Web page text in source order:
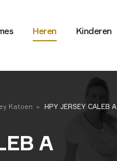
Heren Kinderen
Katoen HPY JERSEY CALEB A
A